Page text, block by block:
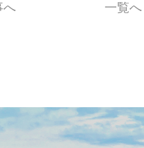
へ 一覧へ